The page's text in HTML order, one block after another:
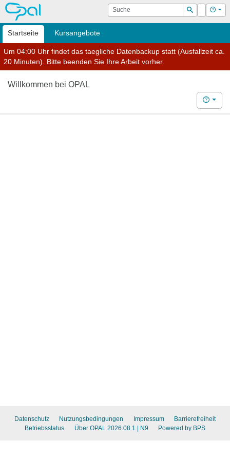
OPAL Suche
Suchen
Login Hilfe
Startseite Kursangebote
Um 04:00 Uhr findet das taegliche Datenbackup statt (Ausfallzeit ca.
20 Minuten). Bitte beenden Sie Ihre Arbeit vorher.
Willkommen bei OPAL
Hilfe
Datenschutz Nutzungsbedingungen Impressum
Barrierefreiheit
Betriebsstatus
Über OPAL 2026.08.1 | N9 Powered by BPS